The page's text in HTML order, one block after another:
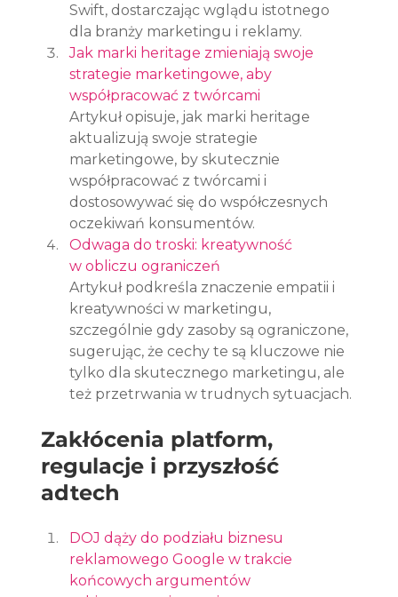
Swift, dostarczając wglądu istotnego
dla branży marketingu i reklamy.
Jak marki heritage zmieniają swoje
strategie marketingowe, aby
współpracować z twórcami
Artykuł opisuje, jak marki heritage
aktualizują swoje strategie
marketingowe, by skutecznie
współpracować z twórcami i
dostosowywać się do współczesnych
oczekiwań konsumentów.
Odwaga do troski: kreatywność
w obliczu ograniczeń
Artykuł podkreśla znaczenie empatii i
kreatywności w marketingu,
szczególnie gdy zasoby są ograniczone,
sugerując, że cechy te są kluczowe nie
tylko dla skutecznego marketingu, ale
też przetrwania w trudnych sytuacjach.
Zakłócenia platform,
regulacje i przyszłość
adtech
DOJ dąży do podziału biznesu
reklamowego Google w trakcie
końcowych argumentów